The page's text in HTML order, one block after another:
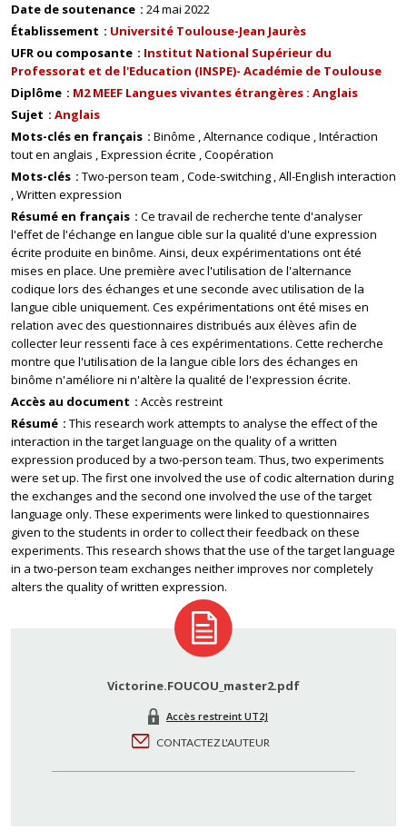
Date de soutenance
24 mai 2022
Établissement
Université Toulouse-Jean Jaurès
UFR ou composante
Institut National Supérieur du
Professorat et de l'Education (INSPE)- Académie de Toulouse
Diplôme
M2 MEEF Langues vivantes étrangères : Anglais
Sujet
Anglais
Mots-clés en français
Binôme Alternance codique Intéraction
tout en anglais Expression écrite Coopération
Mots-clés
Two-person team Code-switching All-English interaction
Written expression
Résumé en français
Ce travail de recherche tente d'analyser
l'effet de l'échange en langue cible sur la qualité d'une expression
écrite produite en binôme. Ainsi, deux expérimentations ont été
mises en place. Une première avec l'utilisation de l'alternance
codique lors des échanges et une seconde avec utilisation de la
langue cible uniquement. Ces expérimentations ont été mises en
relation avec des questionnaires distribués aux élèves afin de
collecter leur ressenti face à ces expérimentations. Cette recherche
montre que l'utilisation de la langue cible lors des échanges en
binôme n'améliore ni n'altère la qualité de l'expression écrite.
Accès au document
Accès restreint
Résumé
This research work attempts to analyse the effect of the
interaction in the target language on the quality of a written
expression produced by a two-person team. Thus, two experiments
were set up. The first one involved the use of codic alternation during
the exchanges and the second one involved the use of the target
language only. These experiments were linked to questionnaires
given to the students in order to collect their feedback on these
experiments. This research shows that the use of the target language
in a two-person team exchanges neither improves nor completely
alters the quality of written expression.
Victorine.FOUCOU_master2.pdf
Accès restreint UT2J
CONTACTEZ L'AUTEUR